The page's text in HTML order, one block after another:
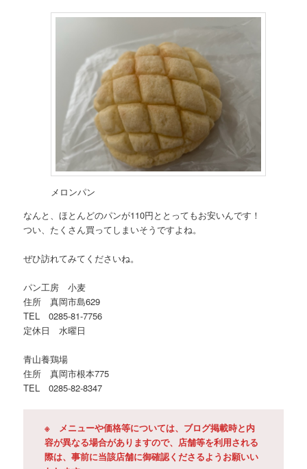
メロンパン
なんと、ほとんどのパンが110円ととってもお安いんです！
つい、たくさん買ってしまいそうですよね。
ぜひ訪れてみてくださいね。
パン工房 小麦
住所 真岡市島629
TEL 0285-81-7756
定休日 水曜日
青山養鶏場
住所 真岡市根本775
TEL 0285-82-8347
※ メニューや価格等については、ブログ掲載時と内
容が異なる場合がありますので、店舗等を利用される
際は、事前に当該店舗に御確認くださるようお願いい